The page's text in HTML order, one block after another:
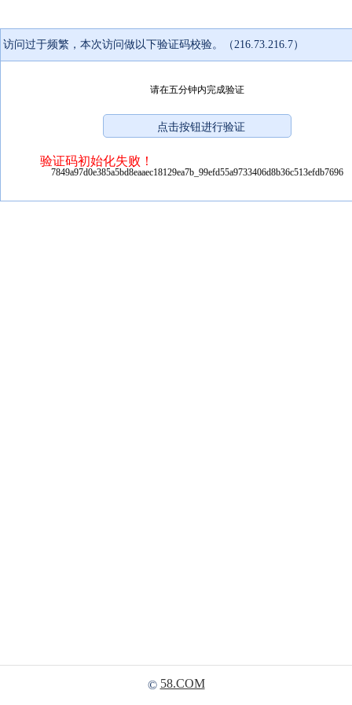
访问过于频繁，本次访问做以下验证码校验。（216.73.216.7）
请在五分钟内完成验证
验证码初始化失败！
7849a97d0e385a5bd8eaaec18129ea7b_99efd55a9733406d8b36c513efdb7696
© 58.COM